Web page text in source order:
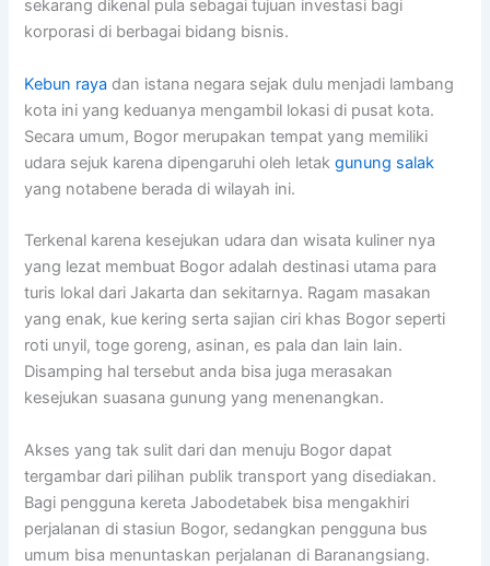
sekarang dikenal pula sebagai tujuan investasi bagi
korporasi di berbagai bidang bisnis.
Kebun raya dan istana negara sejak dulu menjadi lambang
kota ini yang keduanya mengambil lokasi di pusat kota.
Secara umum, Bogor merupakan tempat yang memiliki
udara sejuk karena dipengaruhi oleh letakgunung salak
yang notabene berada di wilayah ini.
Terkenal karena kesejukan udara dan wisata kuliner nya
yang lezat membuat Bogor adalah destinasi utama para
turis lokal dari Jakarta dan sekitarnya. Ragam masakan
yang enak, kue kering serta sajian ciri khas Bogor seperti
roti unyil, toge goreng, asinan, es pala dan lain lain.
Disamping hal tersebut anda bisa juga merasakan
kesejukan suasana gunung yang menenangkan.
Akses yang tak sulit dari dan menuju Bogor dapat
tergambar dari pilihan publik transport yang disediakan.
Bagi pengguna kereta Jabodetabek bisa mengakhiri
perjalanan di stasiun Bogor, sedangkan pengguna bus
umum bisa menuntaskan perjalanan di Baranangsiang.